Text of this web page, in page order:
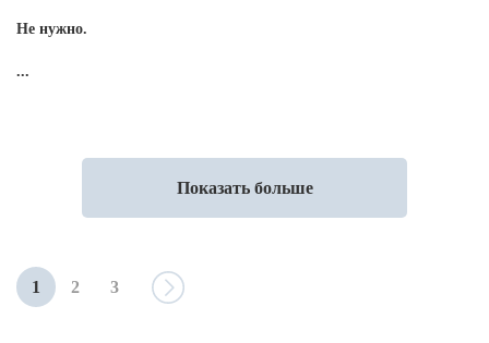
Не нужно.
...
Показать больше
1 2 3